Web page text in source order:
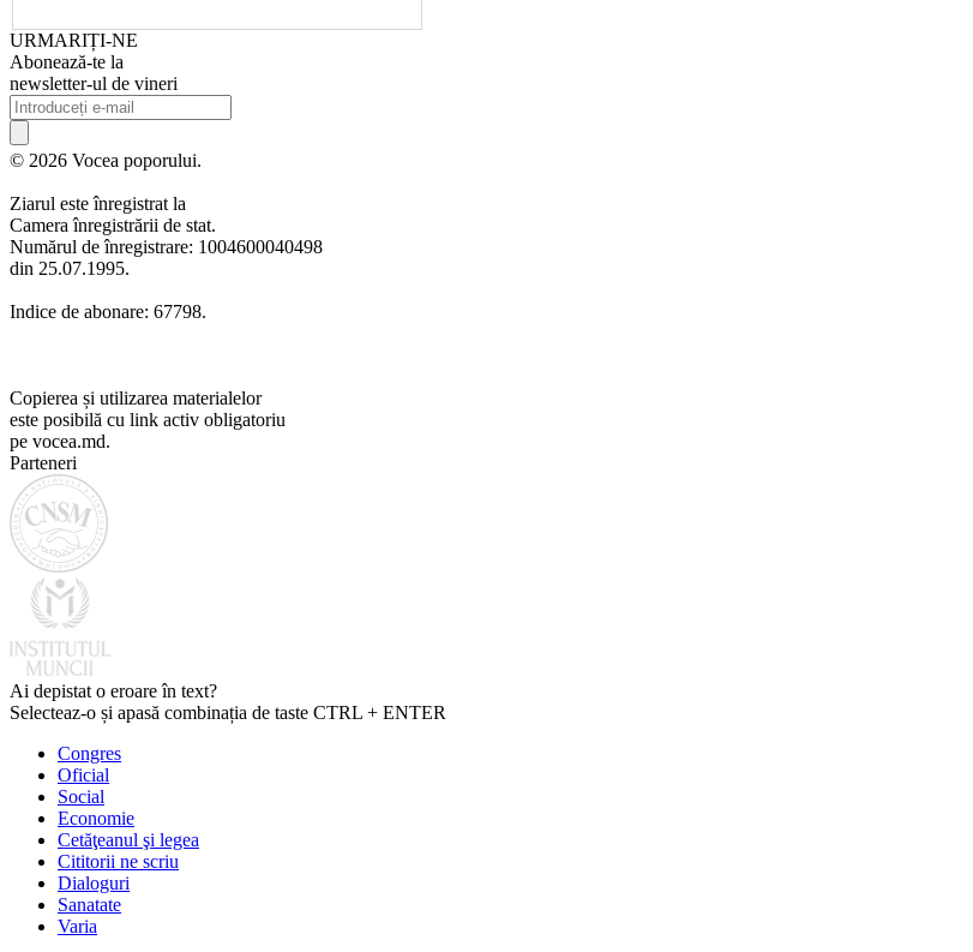
URMARIȚI-NE
Abonează-te la
newsletter-ul de vineri
© 2026 Vocea poporului.
Ziarul este înregistrat la
Camera înregistrării de stat.
Numărul de înregistrare: 1004600040498
din 25.07.1995.
Indice de abonare: 67798.
Copierea și utilizarea materialelor
este posibilă cu link activ obligatoriu
pe vocea.md.
Parteneri
Ai depistat o eroare în text?
Selecteaz-o și apasă combinația de taste CTRL + ENTER
Congres
Oficial
Social
Economie
Cetăţeanul şi legea
Cititorii ne scriu
Dialoguri
Sanatate
Varia